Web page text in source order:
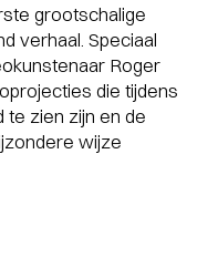
grootschalige
verhaal. Speciaal
Roger
die tijdens
zien zijn en de
wijze